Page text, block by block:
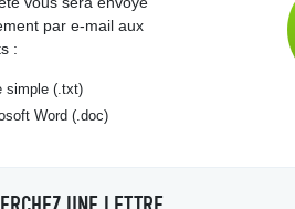
par e-mail aux
:
simple (.txt)
Word (.doc)